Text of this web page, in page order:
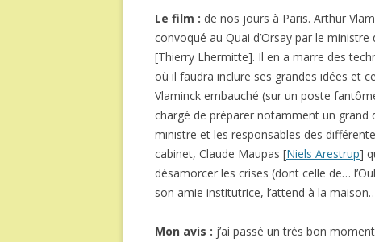
Le film : de nos jours à Paris. Arthur
convoqué au Quai d’Orsay par le
[Thierry Lhermitte]. Il en a marre des
où il faudra inclure ses grandes idées et
Vlaminck embauché (sur un poste
chargé de préparer notamment un grand
ministre et les responsables des
cabinet, Claude Maupas [Niels Arestrup]
désamorcer les crises (dont celle de…
son amie institutrice, l’attend à la
Mon avis : j’ai passé un très bon